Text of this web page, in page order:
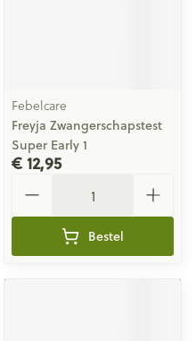
Febelcare
Freyja Zwangerschapstest
Super Early 1
€ 12,95
Bestel